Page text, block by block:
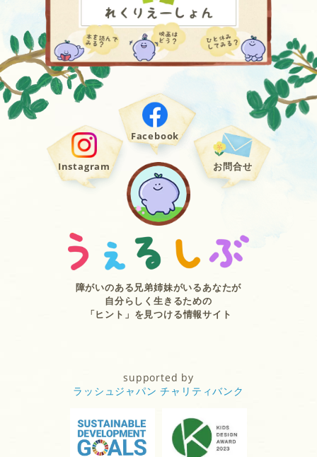
Instagram
Facebook
お問合せ
障がいのある兄弟姉妹がいるあなたが
自分らしく生きるための
「ヒント」を見つける情報サイト
supported by
ラッシュジャパン チャリティバンク